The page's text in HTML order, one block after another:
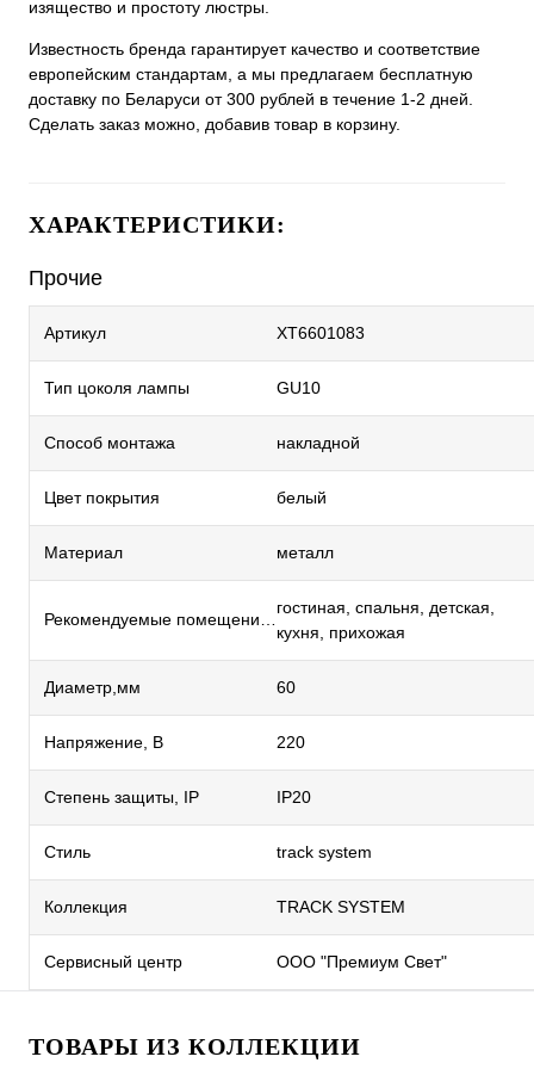
изящество и простоту люстры.
Известность бренда гарантирует качество и соответствие
европейским стандартам, а мы предлагаем бесплатную
доставку по Беларуси от 300 рублей в течение 1-2 дней.
Сделать заказ можно, добавив товар в корзину.
ХАРАКТЕРИСТИКИ:
Прочие
Артикул XT6601083
Тип цоколя лампы GU10
Способ монтажа накладной
Цвет покрытия белый
Материал металл
гостиная, спальня, детская,
кухня, прихожая
Диаметр,мм 60
Напряжение, В 220
Степень защиты, IP IP20
Стиль track system
Коллекция TRACK SYSTEM
Сервисный центр ООО "Премиум Свет"
ТОВАРЫ ИЗ КОЛЛЕКЦИИ